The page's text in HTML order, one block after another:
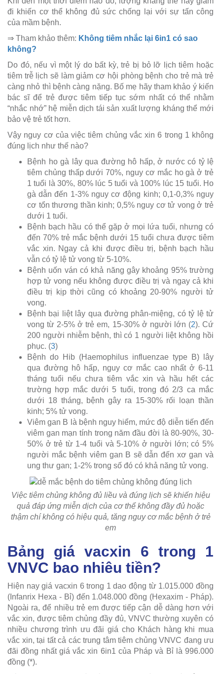
đi khiến cơ thể không đủ sức chống lại với sự tấn công
của mầm bệnh.
⇒ Tham khảo thêm: Không tiêm nhắc lại 6in1 có sao
không?
Do đó, nếu vì một lý do bất kỳ, trẻ bị bỏ lỡ lịch tiêm hoặc
tiêm trễ lịch sẽ làm giảm cơ hội phòng bệnh cho trẻ mà trẻ
càng nhỏ thì bệnh càng nặng. Bố mẹ hãy tham khảo ý kiến
bác sĩ để trẻ được tiêm tiếp tục sớm nhất có thể nhằm
“nhắc nhớ” hệ miễn dịch tái sản xuất lượng kháng thể mới
bảo vệ trẻ tốt hơn.
Vậy nguy cơ của việc tiêm chủng vắc xin 6 trong 1 không
đúng lịch như thế nào?
Bệnh ho gà lây qua đường hô hấp, ở nước có tỷ lệ
tiêm chủng thấp dưới 70%, nguy cơ mắc ho gà ở trẻ
1 tuổi là 30%, 80% lúc 5 tuổi và 100% lúc 15 tuổi. Ho
gà dẫn đến 1-3% nguy cơ động kinh; 0,1-0,3% nguy
cơ tổn thương thần kinh; 0,5% nguy cơ tử vong ở trẻ
dưới 1 tuổi.
Bệnh bạch hầu có thể gặp ở mọi lứa tuổi, nhưng có
đến 70% trẻ mắc bệnh dưới 15 tuổi chưa được tiêm
vắc xin. Ngay cả khi được điều trị, bệnh bạch hầu
vẫn có tỷ lệ tử vong từ 5-10%.
Bệnh uốn ván có khả năng gây khoảng 95% trường
hợp tử vong nếu không được điều trị và ngay cả khi
điều trị kịp thời cũng có khoảng 20-90% người tử
vong.
Bệnh bại liệt lây qua đường phân-miệng, có tỷ lệ tử
vong từ 2-5% ở trẻ em, 15-30% ở người lớn (2). Cứ
200 người nhiễm bệnh, thì có 1 người liệt không hồi
phục. (3)
Bệnh do Hib (Haemophilus influenzae type B) lây
qua đường hô hấp, nguy cơ mắc cao nhất ở 6-11
tháng tuổi nếu chưa tiêm vắc xin và hầu hết các
trường hợp mắc dưới 5 tuổi, trong đó 2/3 ca mắc
dưới 18 tháng, bệnh gây ra 15-30% rối loạn thần
kinh; 5% tử vong.
Viêm gan B là bệnh nguy hiểm, mức độ diễn tiến đến
viêm gan mạn tính trong năm đầu đời là 80-90%, 30-
50% ở trẻ từ 1-4 tuổi và 5-10% ở người lớn; có 5%
người mắc bệnh viêm gan B sẽ dẫn đến xơ gan và
ung thư gan; 1-2% trong số đó có khả năng tử vong.
Việc tiêm chủng không đủ liều và đúng lịch sẽ khiến hiệu
quả đáp ứng miễn dịch của cơ thể không đầy đủ hoặc
thậm chí không có hiệu quả, tăng nguy cơ mắc bệnh ở trẻ
em
Bảng giá vacxin 6 trong 1
VNVC bao nhiêu tiền?
Hiện nay giá vacxin 6 trong 1 dao động từ 1.015.000 đồng
(Infanrix Hexa - Bỉ) đến 1.048.000 đồng (Hexaxim - Pháp).
Ngoài ra, để nhiều trẻ em được tiếp cận dễ dàng hơn với
vắc xin, được tiêm chủng đầy đủ, VNVC thường xuyên có
nhiều chương trình ưu đãi giá cho Khách hàng khi mua
vắc xin, tại tất cả các trung tâm tiêm chủng VNVC đang ưu
đãi đồng nhất giá vắc xin 6in1 của Pháp và Bỉ là 996.000
đồng (*).